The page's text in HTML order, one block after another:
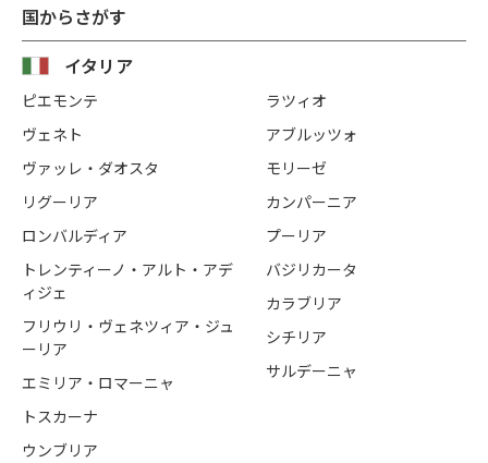
国からさがす
イタリア
ピエモンテ
ヴェネト
ヴァッレ・ダオスタ
リグーリア
ロンバルディア
トレンティーノ・アルト・アデ
ィジェ
フリウリ・ヴェネツィア・ジュ
ーリア
エミリア・ロマーニャ
トスカーナ
ウンブリア
ラツィオ
アブルッツォ
モリーゼ
カンパーニア
プーリア
バジリカータ
カラブリア
シチリア
サルデーニャ